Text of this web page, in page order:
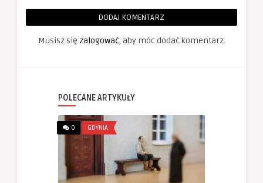
DODAJ KOMENTARZ
Musisz się zalogować, aby móc dodać komentarz.
POLECANE ARTYKUŁY
0 GDYNIA